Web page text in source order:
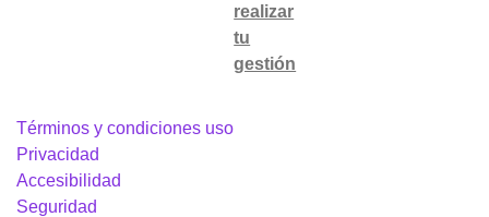
realizar
tu
gestión
Términos y condiciones uso
Privacidad
Accesibilidad
Seguridad